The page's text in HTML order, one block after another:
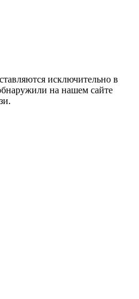
исключительно в
на нашем сайте